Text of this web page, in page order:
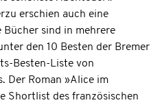
erschien auch eine
sind in mehrere
den 10 Besten der Bremer
Besten-Liste von
Der Roman »Alice im
Shortlist des französischen